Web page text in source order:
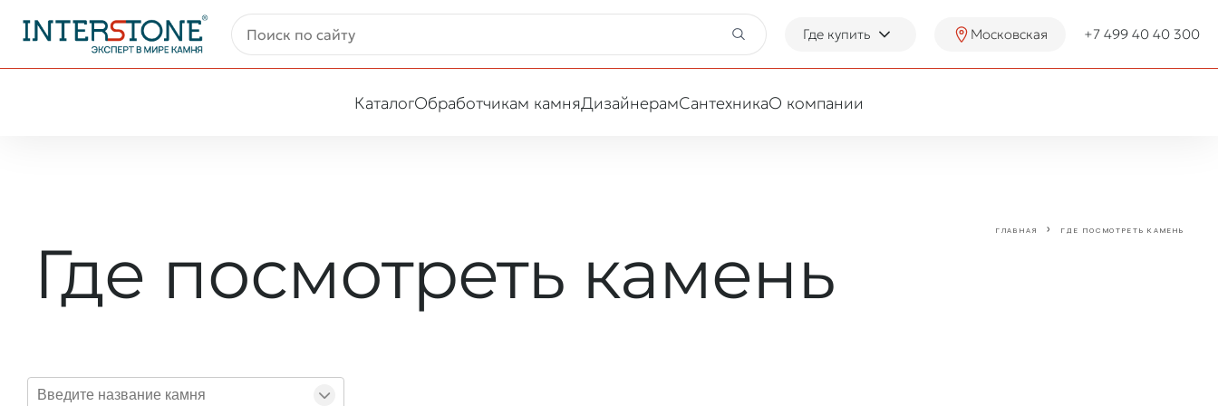
Где купить Московская +7 499 40 40 300
КаталогОбработчикам камняДизайнерамСантехникаО компании
ГЛАВНАЯ ГДЕ ПОСМОТРЕТЬ КАМЕНЬ
Где посмотреть камень